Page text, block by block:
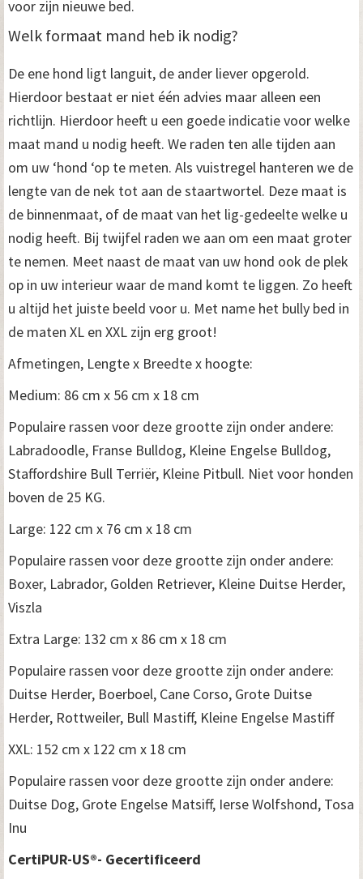
voor zijn nieuwe bed.
Welk formaat mand heb ik nodig?
De ene hond ligt languit, de ander liever opgerold.
Hierdoor bestaat er niet één advies maar alleen een
richtlijn. Hierdoor heeft u een goede indicatie voor welke
maat mand u nodig heeft. We raden ten alle tijden aan
om uw ‘hond ‘op te meten. Als vuistregel hanteren we de
lengte van de nek tot aan de staartwortel. Deze maat is
de binnenmaat, of de maat van het lig-gedeelte welke u
nodig heeft. Bij twijfel raden we aan om een maat groter
te nemen. Meet naast de maat van uw hond ook de plek
op in uw interieur waar de mand komt te liggen. Zo heeft
u altijd het juiste beeld voor u. Met name het bully bed in
de maten XL en XXL zijn erg groot!
Afmetingen, Lengte x Breedte x hoogte:
Medium: 86 cm x 56 cm x 18 cm
Populaire rassen voor deze grootte zijn onder andere:
Labradoodle, Franse Bulldog, Kleine Engelse Bulldog,
Staffordshire Bull Terriër, Kleine Pitbull. Niet voor honden
boven de 25 KG.
Large: 122 cm x 76 cm x 18 cm
Populaire rassen voor deze grootte zijn onder andere:
Boxer, Labrador, Golden Retriever, Kleine Duitse Herder,
Viszla
Extra Large: 132 cm x 86 cm x 18 cm
Populaire rassen voor deze grootte zijn onder andere:
Duitse Herder, Boerboel, Cane Corso, Grote Duitse
Herder, Rottweiler, Bull Mastiff, Kleine Engelse Mastiff
XXL: 152 cm x 122 cm x 18 cm
Populaire rassen voor deze grootte zijn onder andere:
Duitse Dog, Grote Engelse Matsiff, Ierse Wolfshond, Tosa
Inu
CertiPUR-US®- Gecertificeerd